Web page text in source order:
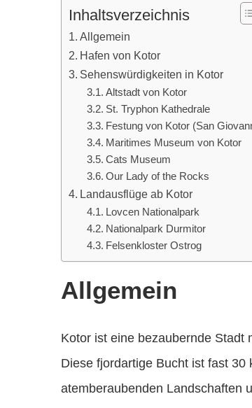
Inhaltsverzeichnis
Allgemein
Hafen von Kotor
Sehenswürdigkeiten in Kotor
Altstadt von Kotor
St. Tryphon Kathedrale
Festung von Kotor (San
Maritimes Museum von Kotor
Cats Museum
Our Lady of the Rocks
Landausflüge ab Kotor
Lovcen Nationalpark
Nationalpark Durmitor
Felsenkloster Ostrog
Allgemein
Kotor ist eine bezaubernde Stadt
Diese fjordartige Bucht ist fast
atemberaubenden Landschaften